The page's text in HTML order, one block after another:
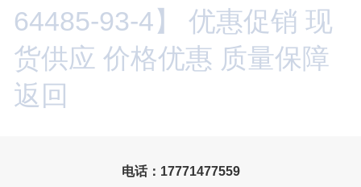
64485-93-4】 优惠促销 现
货供应 价格优惠 质量保障
返回
电话：17771477559